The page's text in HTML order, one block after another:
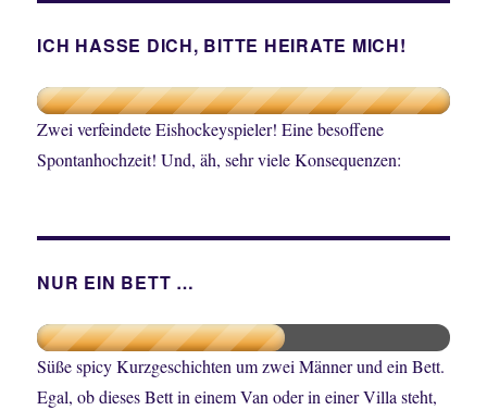
ICH HASSE DICH, BITTE HEIRATE MICH!
Zwei verfeindete Eishockeyspieler! Eine besoffene
Spontanhochzeit! Und, äh, sehr viele Konsequenzen:
NUR EIN BETT …
Süße spicy Kurzgeschichten um zwei Männer und ein Bett.
Egal, ob dieses Bett in einem Van oder in einer Villa steht,